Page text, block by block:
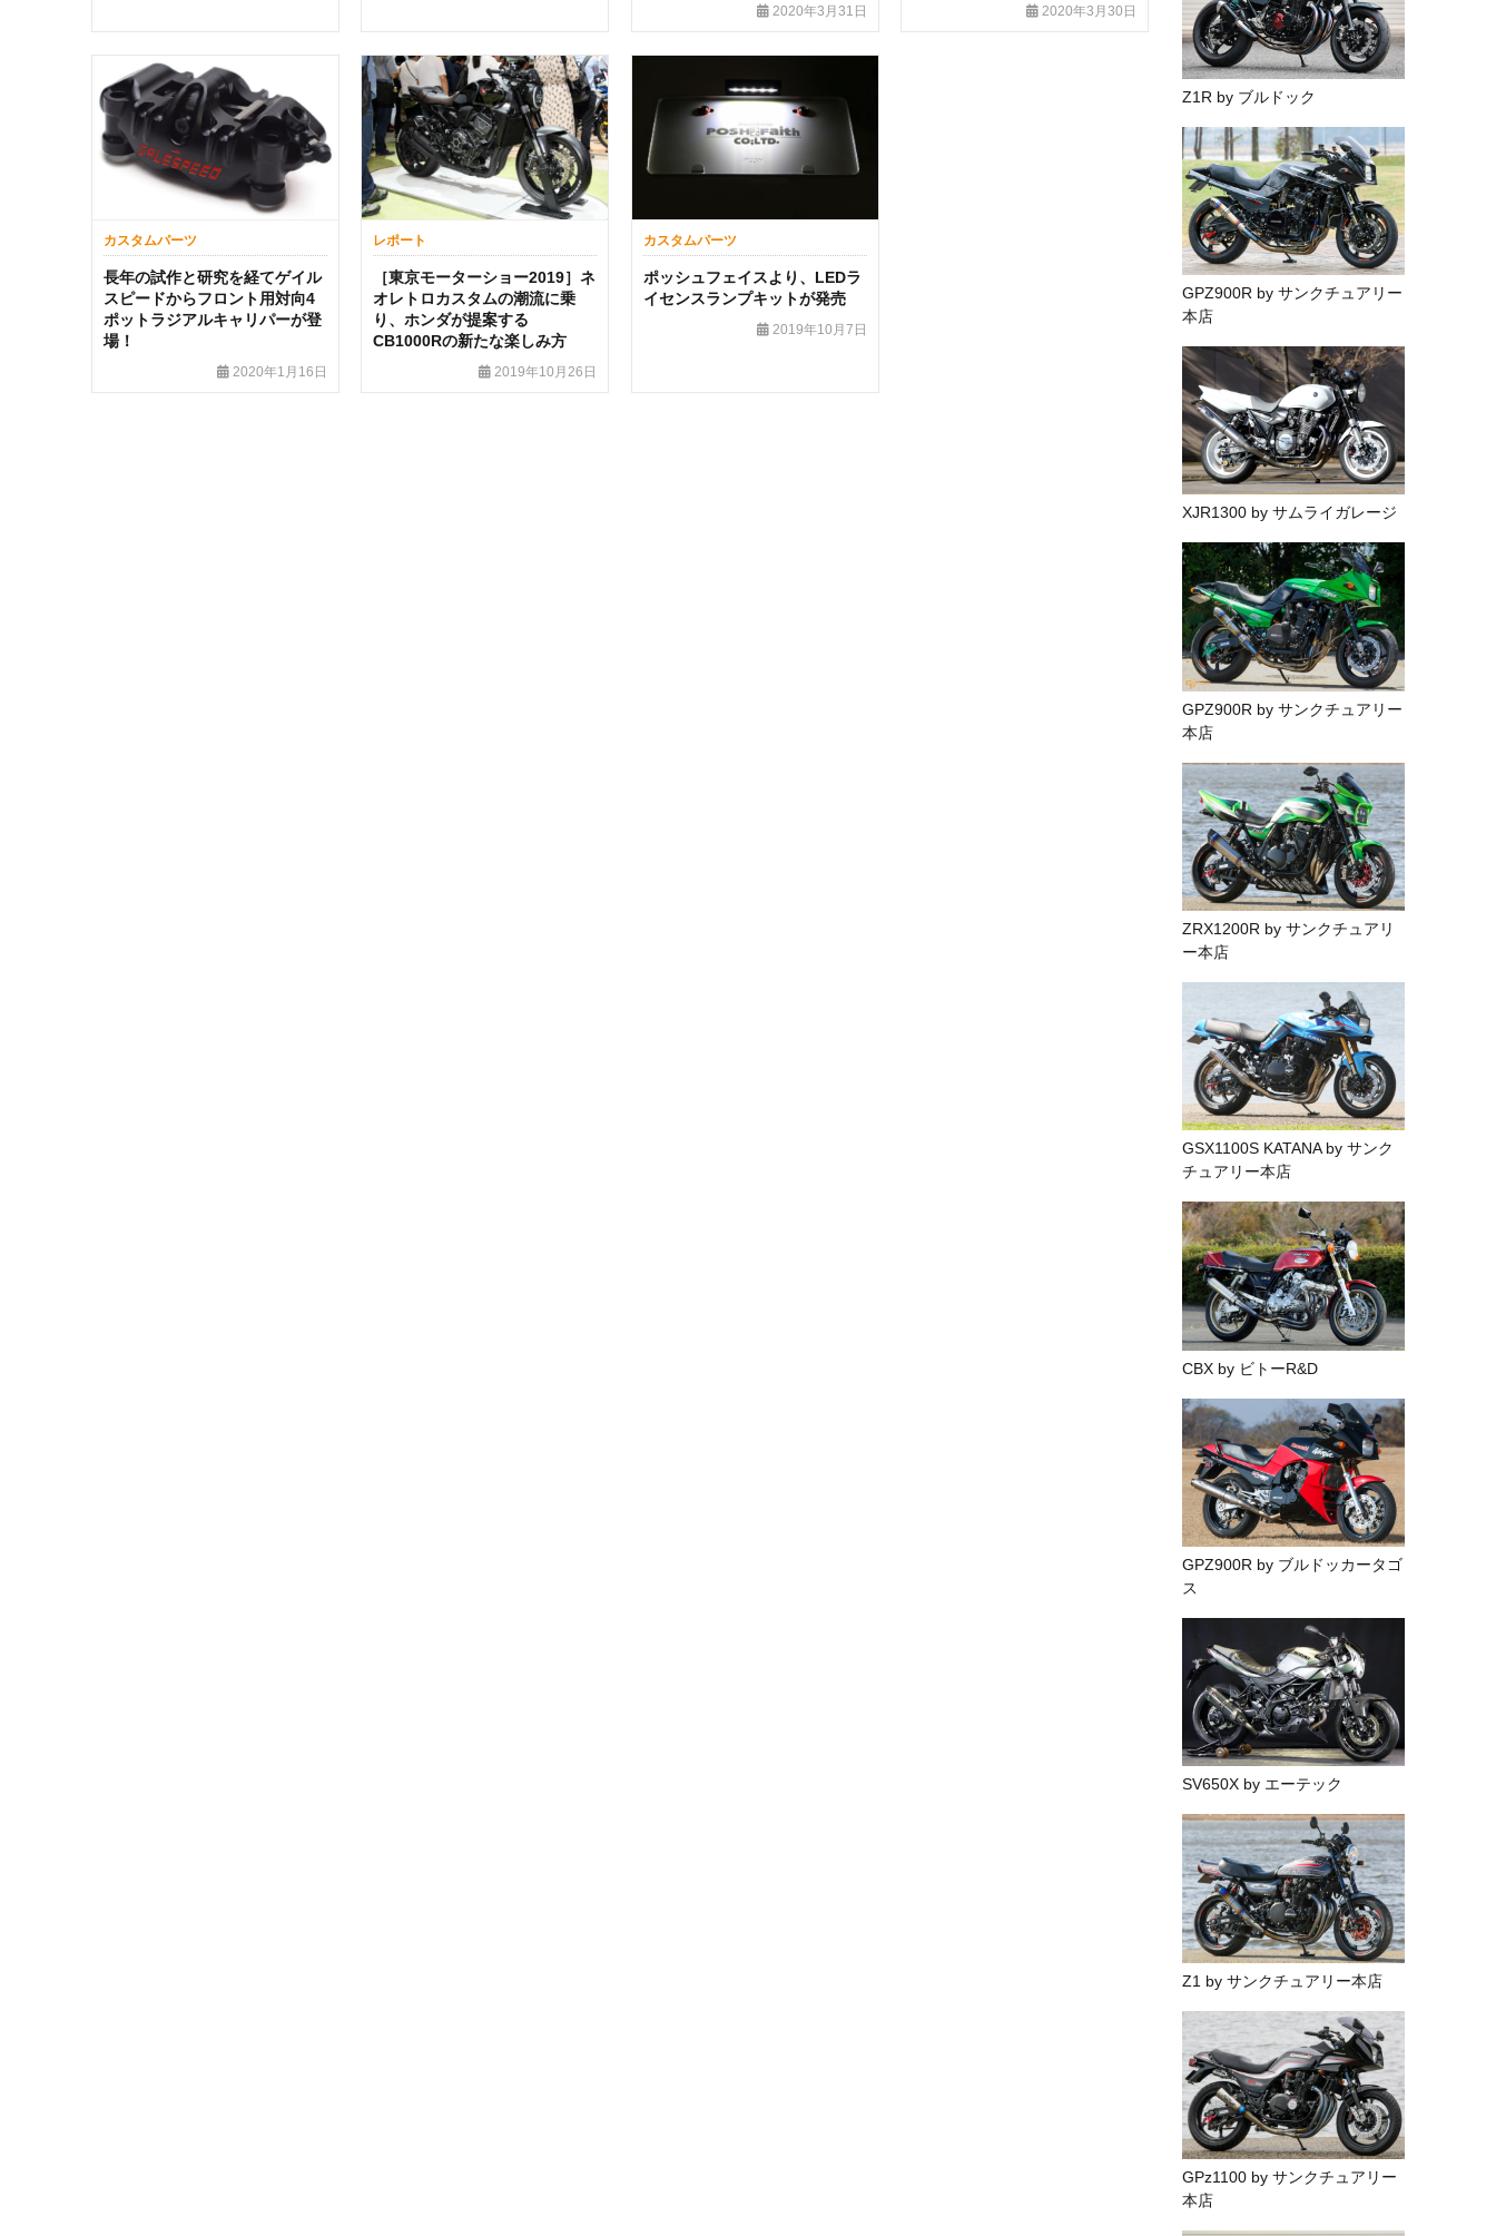
2020年3月31日 2020年3月30日
カスタムパーツ
長年の試作と研究を経てゲイル
スピードからフロント用対向4
ポットラジアルキャリパーが登
場！
2020年1月16日
レポート
［東京モーターショー2019］ネ
オレトロカスタムの潮流に乗
り、ホンダが提案する
CB1000Rの新たな楽しみ方
2019年10月26日
カスタムパーツ
ポッシュフェイスより、LEDラ
イセンスランプキットが発売
2019年10月7日
Z1R by ブルドック
GPZ900R by サンクチュアリー
本店
XJR1300 by サムライガレージ
GPZ900R by サンクチュアリー
本店
ZRX1200R by サンクチュアリ
ー本店
GSX1100S KATANA by サンク
チュアリー本店
CBX by ビトーR&D
GPZ900R by ブルドッカータゴ
ス
SV650X by エーテック
Z1 by サンクチュアリー本店
GPz1100 by サンクチュアリー
本店